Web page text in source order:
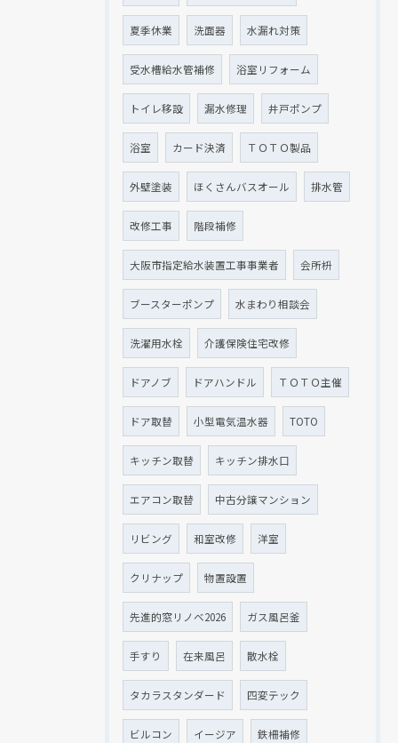
夏季休業 洗面器 水漏れ対策
受水槽給水管補修 浴室リフォーム
トイレ移設 漏水修理 井戸ポンプ
浴室 カード決済 ＴＯＴＯ製品
外壁塗装 ほくさんバスオール 排水管
改修工事 階段補修
大阪市指定給水装置工事事業者 会所枡
ブースターポンプ 水まわり相談会
洗濯用水栓 介護保険住宅改修
ドアノブ ドアハンドル ＴＯＴＯ主催
ドア取替 小型電気温水器 TOTO
キッチン取替 キッチン排水口
エアコン取替 中古分譲マンション
リビング 和室改修 洋室
クリナップ 物置設置
先進的窓リノベ2026 ガス風呂釜
手すり 在来風呂 散水栓
タカラスタンダード 四変テック
ビルコン イージア 鉄柵補修